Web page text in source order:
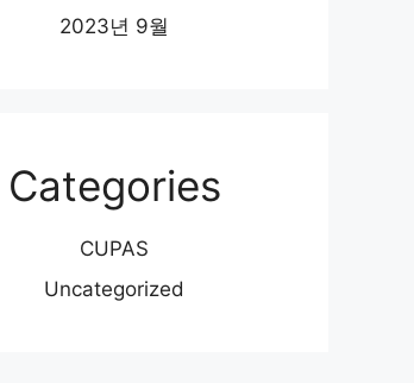
2023년 9월
Categories
CUPAS
Uncategorized